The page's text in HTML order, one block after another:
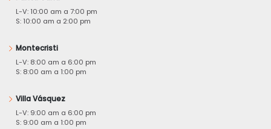
L-V: 10:00 am a 7:00 pm
S: 10:00 am a 2:00 pm
Montecristi
L-V: 8:00 am a 6:00 pm
S: 8:00 am a 1:00 pm
Villa Vásquez
L-V: 9:00 am a 6:00 pm
S: 9:00 am a 1:00 pm